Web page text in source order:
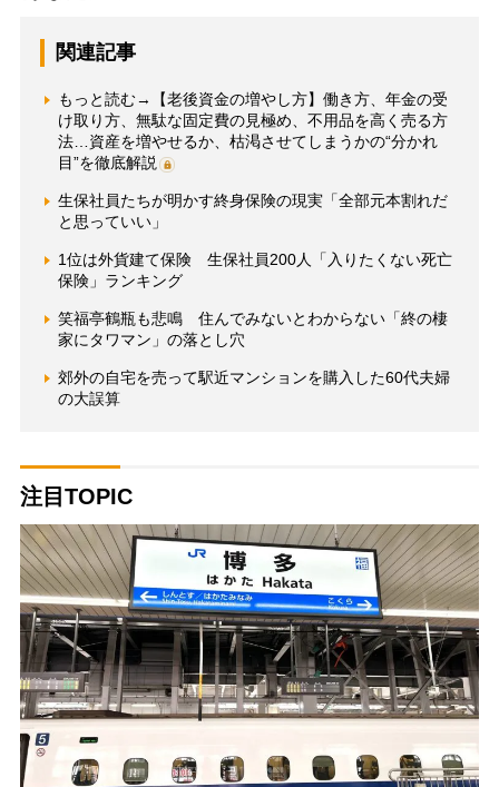
関連記事
もっと読む→【老後資金の増やし方】働き方、年金の受
け取り方、無駄な固定費の見極め、不用品を高く売る方
法…資産を増やせるか、枯渇させてしまうかの“分かれ
目”を徹底解説
生保社員たちが明かす終身保険の現実「全部元本割れだ
と思っていい」
1位は外貨建て保険 生保社員200人「入りたくない死亡
保険」ランキング
笑福亭鶴瓶も悲鳴 住んでみないとわからない「終の棲
家にタワマン」の落とし穴
郊外の自宅を売って駅近マンションを購入した60代夫婦
の大誤算
注目TOPIC